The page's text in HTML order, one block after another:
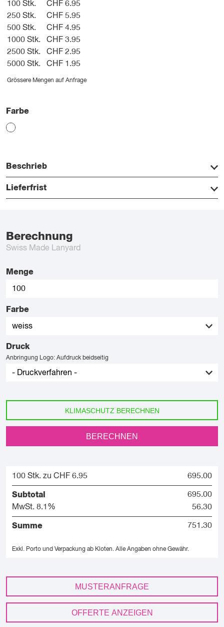
100 Stk.
CHF 6.95
250 Stk.
CHF 5.95
500 Stk.
CHF 4.95
1000 Stk.
CHF 3.95
2500 Stk.
CHF 2.95
5000 Stk.
CHF 1.95
Grössere Mengen auf Anfrage
Farbe
Beschrieb
Lieferfrist
Berechnung
Swiss Made Lanyard
Menge
Farbe
Druck
Anbringung Logo: Aufdruck beidseitig
KLIMASCHUTZ BERECHNEN
BERECHNEN
100 Stk. zu CHF 6.95 695.00
Subtotal
695.00
MwSt. 8.1%
56.30
Summe 751.30
Exkl. Porto und Verpackung ab Kloten. Alle Angaben ohne Gewähr.
MUSTERANFRAGE
OFFERTE ANZEIGEN